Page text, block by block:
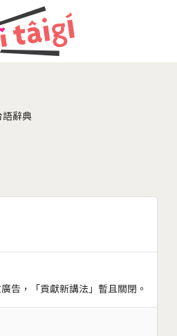
辭典
告，「貢獻新講法」暫且關閉。